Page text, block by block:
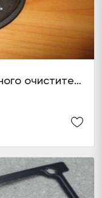
Крышка корпуса центробежного очистителя масла